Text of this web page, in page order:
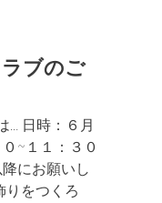
ブのご
… 日時：６月
~１１：３０
降にお願いし
りをつくろ